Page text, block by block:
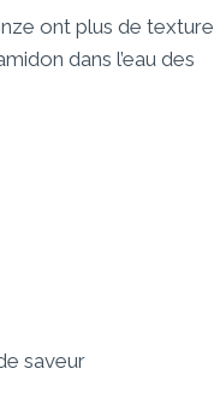
ont plus de texture
dans l’eau des
saveur